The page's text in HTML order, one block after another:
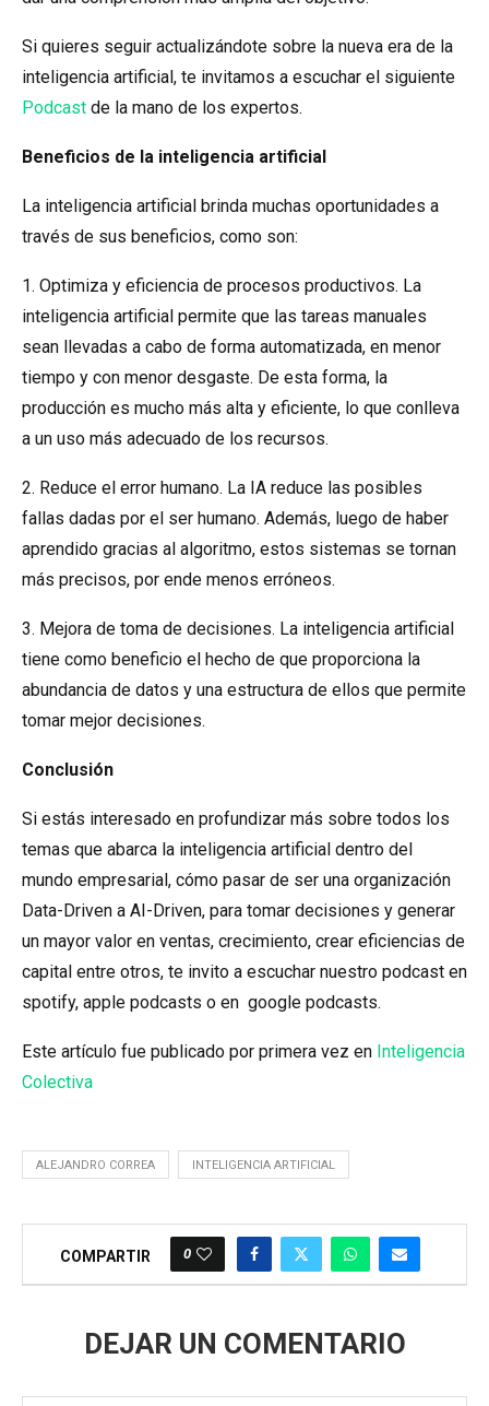
Si quieres seguir actualizándote sobre la nueva era de la
inteligencia artificial, te invitamos a escuchar el siguiente
Podcast de la mano de los expertos.
Beneficios de la inteligencia artificial
La inteligencia artificial brinda muchas oportunidades a
través de sus beneficios, como son:
1. Optimiza y eficiencia de procesos productivos. La
inteligencia artificial permite que las tareas manuales
sean llevadas a cabo de forma automatizada, en menor
tiempo y con menor desgaste. De esta forma, la
producción es mucho más alta y eficiente, lo que conlleva
a un uso más adecuado de los recursos.
2. Reduce el error humano. La IA reduce las posibles
fallas dadas por el ser humano. Además, luego de haber
aprendido gracias al algoritmo, estos sistemas se tornan
más precisos, por ende menos erróneos.
3. Mejora de toma de decisiones. La inteligencia artificial
tiene como beneficio el hecho de que proporciona la
abundancia de datos y una estructura de ellos que permite
tomar mejor decisiones.
Conclusión
Si estás interesado en profundizar más sobre todos los
temas que abarca la inteligencia artificial dentro del
mundo empresarial, cómo pasar de ser una organización
Data-Driven a AI-Driven, para tomar decisiones y generar
un mayor valor en ventas, crecimiento, crear eficiencias de
capital entre otros, te invito a escuchar nuestro podcast en
spotify, apple podcasts o en google podcasts.
Este artículo fue publicado por primera vez en Inteligencia
Colectiva
ALEJANDRO CORREA INTELIGENCIA ARTIFICIAL
COMPARTIR 0
DEJAR UN COMENTARIO